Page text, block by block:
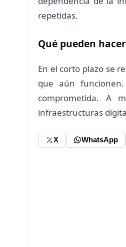
repetidas.
Qué pueden
En el corto plazo se
que aún
comprometida. A
infraestructuras
X WhatsApp